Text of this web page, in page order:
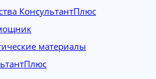
КонсультантПлюс
материалы